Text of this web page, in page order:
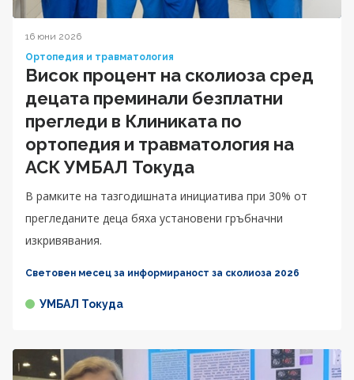
16 юни 2026
Ортопедия и травматология
Висок процент на сколиоза сред
децата преминали безплатни
прегледи в Клиниката по
ортопедия и травматология на
АСК УМБАЛ Токуда
В рамките на тазгодишната инициатива при 30% от
прегледаните деца бяха установени гръбначни
изкривявания.
Световен месец за информираност за сколиоза 2026
УМБАЛ Токуда